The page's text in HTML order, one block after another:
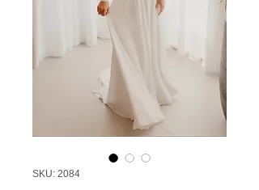
SKU: 2084